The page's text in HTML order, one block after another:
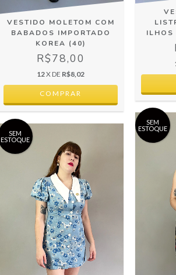
VESTIDO MOLETOM COM
BABADOS IMPORTADO
KOREA (40)
R$78,00
12X DE R$8,02
ILHOS
SEM
ESTOQUE
SEM
ESTOQUE